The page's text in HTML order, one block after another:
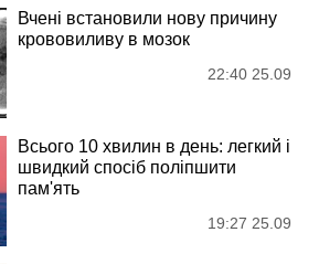
Вчені встановили нову причину
крововиливу в мозок
22:40 25.09
Всього 10 хвилин в день: легкий і
швидкий спосіб поліпшити
пам'ять
19:27 25.09